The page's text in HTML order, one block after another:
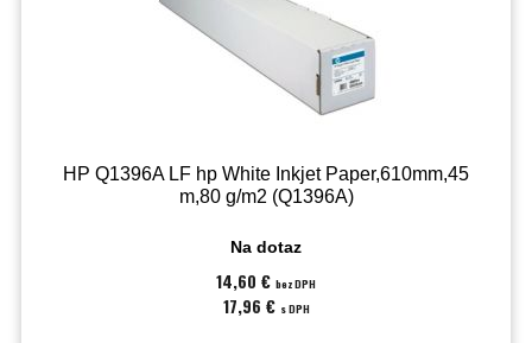
HP Q1396A LF hp White Inkjet Paper,610mm,45
m,80 g/m2 (Q1396A)
Na dotaz
14,60 € bez DPH
17,96 € s DPH